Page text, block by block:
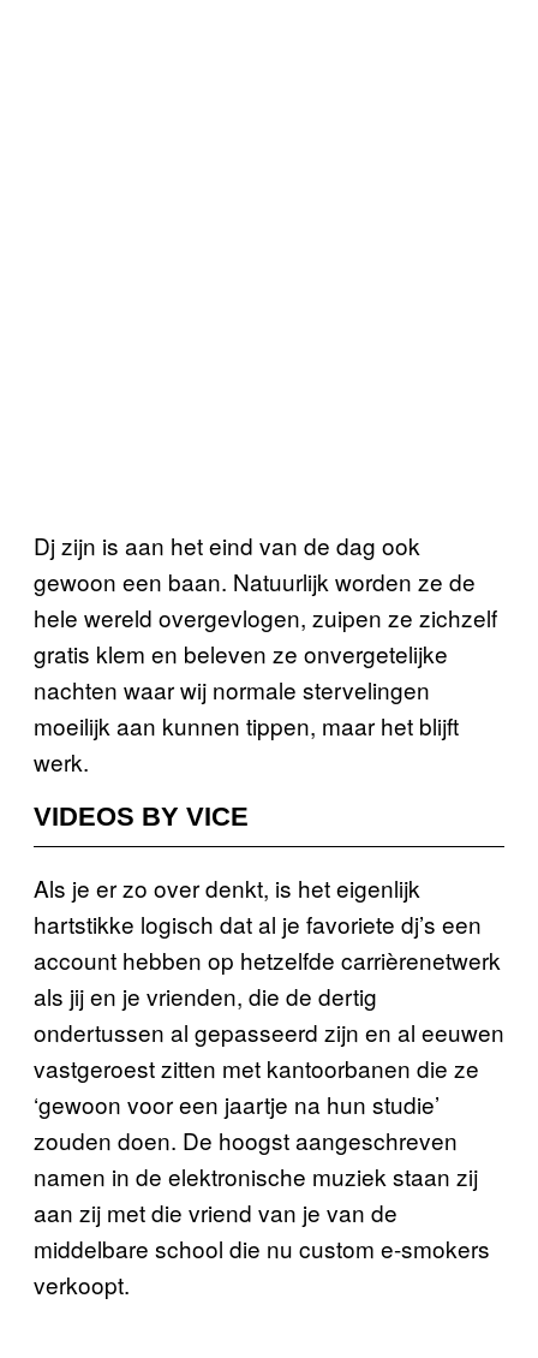
Dj zijn is aan het eind van de dag ook
gewoon een baan. Natuurlijk worden ze de
hele wereld overgevlogen, zuipen ze zichzelf
gratis klem en beleven ze onvergetelijke
nachten waar wij normale stervelingen
moeilijk aan kunnen tippen, maar het blijft
werk.
VIDEOS BY VICE
Als je er zo over denkt, is het eigenlijk
hartstikke logisch dat al je favoriete dj’s een
account hebben op hetzelfde carrièrenetwerk
als jij en je vrienden, die de dertig
ondertussen al gepasseerd zijn en al eeuwen
vastgeroest zitten met kantoorbanen die ze
‘gewoon voor een jaartje na hun studie’
zouden doen. De hoogst aangeschreven
namen in de elektronische muziek staan zij
aan zij met die vriend van je van de
middelbare school die nu custom e-smokers
verkoopt.